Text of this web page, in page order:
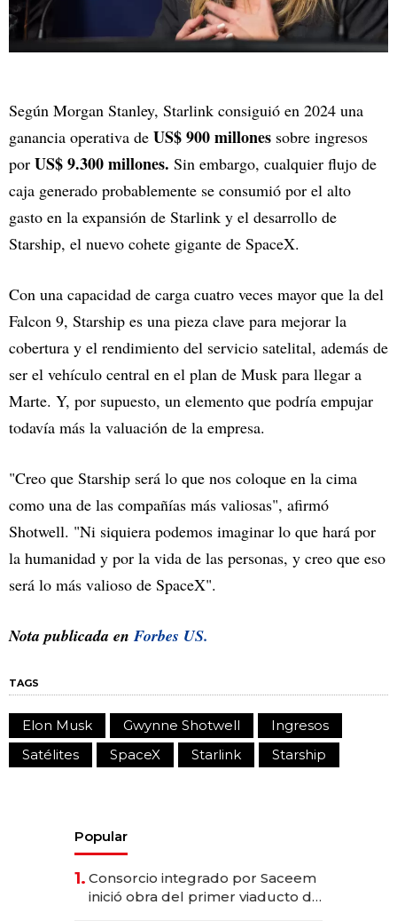
Según Morgan Stanley, Starlink consiguió en 2024 una
ganancia operativa de US$ 900 millones sobre ingresos
por US$ 9.300 millones. Sin embargo, cualquier flujo de
caja generado probablemente se consumió por el alto
gasto en la expansión de Starlink y el desarrollo de
Starship, el nuevo cohete gigante de SpaceX.
Con una capacidad de carga cuatro veces mayor que la del
Falcon 9, Starship es una pieza clave para mejorar la
cobertura y el rendimiento del servicio satelital, además de
ser el vehículo central en el plan de Musk para llegar a
Marte. Y, por supuesto, un elemento que podría empujar
todavía más la valuación de la empresa.
"Creo que Starship será lo que nos coloque en la cima
como una de las compañías más valiosas", afirmó
Shotwell. "Ni siquiera podemos imaginar lo que hará por
la humanidad y por la vida de las personas, y creo que eso
será lo más valioso de SpaceX".
Nota publicada enForbes US.
TAGS
Elon Musk Gwynne Shotwell
Ingresos
Satélites
SpaceX Starlink Starship
Popular
1. Consorcio integrado por Saceem
inició obra del primer viaducto de